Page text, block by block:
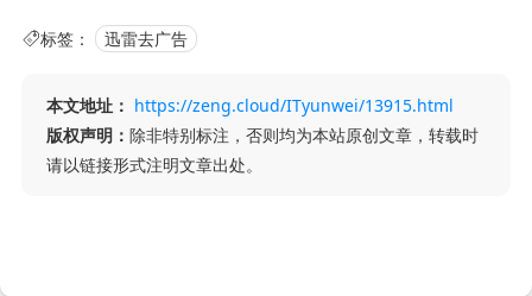
标签： 迅雷去广告
本文地址： https://zeng.cloud/ITyunwei/13915.html
版权声明： 除非特别标注，否则均为本站原创文章，转载时
请以链接形式注明文章出处。